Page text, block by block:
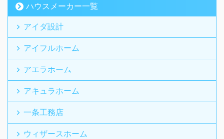
ハウスメーカー一覧
アイダ設計
アイフルホーム
アエラホーム
アキュラホーム
一条工務店
ウィザースホーム